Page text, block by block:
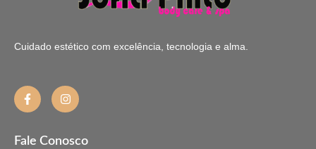
Cuidado estético com excelência, tecnologia e alma.
Fale Conosco